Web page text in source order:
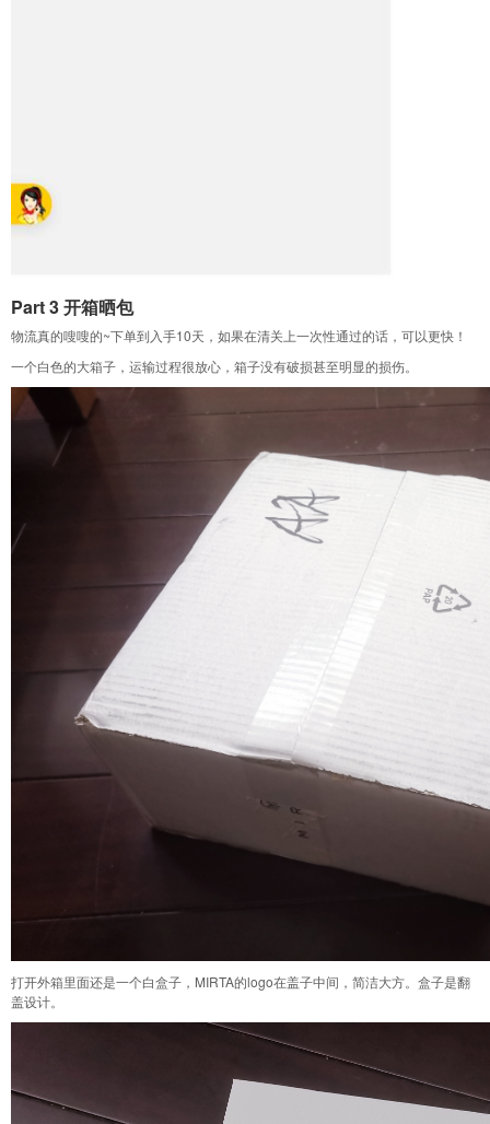
Part 3 开箱晒包
物流真的嗖嗖的~下单到入手10天，如果在清关上一次性通过的话，可以更快！
一个白色的大箱子，运输过程很放心，箱子没有破损甚至明显的损伤。
打开外箱里面还是一个白盒子，MIRTA的logo在盖子中间，简洁大方。盒子是翻
盖设计。